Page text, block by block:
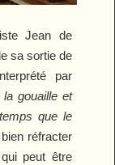
Jean de
sa sortie de
par
gouaille et
que le
réfracter
peut être